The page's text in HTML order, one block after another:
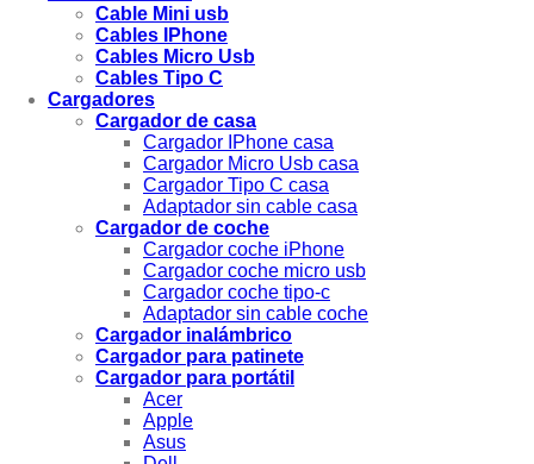
Cable Mini usb
Cables IPhone
Cables Micro Usb
Cables Tipo C
Cargadores
Cargador de casa
Cargador IPhone casa
Cargador Micro Usb casa
Cargador Tipo C casa
Adaptador sin cable casa
Cargador de coche
Cargador coche iPhone
Cargador coche micro usb
Cargador coche tipo-c
Adaptador sin cable coche
Cargador inalámbrico
Cargador para patinete
Cargador para portátil
Acer
Apple
Asus